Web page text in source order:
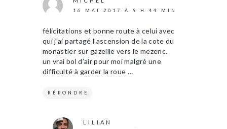
16 MAI 2017 À 9 H 44 MIN
félicitations et bonne route à celui avec
qui j’ai partagé l’ascension de la cote du
monastier sur gazeille vers le mezenc.
un vrai bol d’air pour moi malgré une
difficulté à garder la roue …
RÉPONDRE
LILIAN